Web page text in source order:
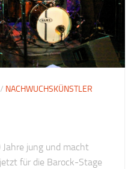
/ NACHWUCHSKÜNSTLER
jung und macht
für die Barock-Stage